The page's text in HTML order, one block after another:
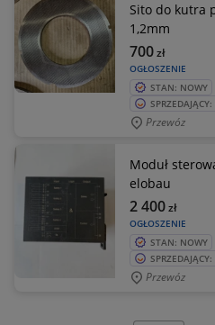
Sito do kutra
1,2mm
OGŁOSZENIE
700zł
STAN: NOWY
Przewóz
Moduł
elobau
OGŁOSZENIE
2 400zł
STAN: NOWY
Przewóz